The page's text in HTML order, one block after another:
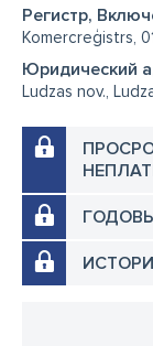
Регистр,
Komercreģistrs,
Юридический
Ludzas nov.,